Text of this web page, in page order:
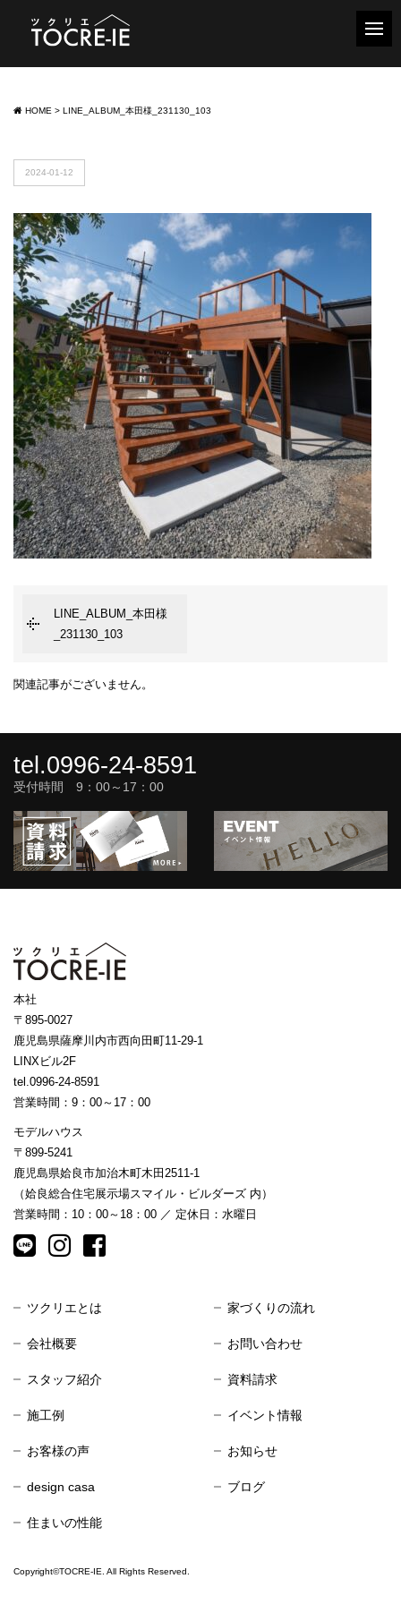
HOME > LINE_ALBUM_本田様_231130_103
2024-01-12
LINE_ALBUM_本田様
_231130_103
関連記事がございません。
tel.0996-24-8591
受付時間 9：00～17：00
本社
〒895-0027
鹿児島県薩摩川内市西向田町11-29-1
LINXビル2F
tel.0996-24-8591
営業時間：9：00～17：00
モデルハウス
〒899-5241
鹿児島県姶良市加治木町木田2511-1
（姶良総合住宅展示場スマイル・ビルダーズ 内）
営業時間：10：00～18：00 ／ 定休日：水曜日
ツクリエとは
会社概要
スタッフ紹介
施工例
お客様の声
design casa
住まいの性能
家づくりの流れ
お問い合わせ
資料請求
イベント情報
お知らせ
ブログ
Copyright©TOCRE-IE. All Rights Reserved.